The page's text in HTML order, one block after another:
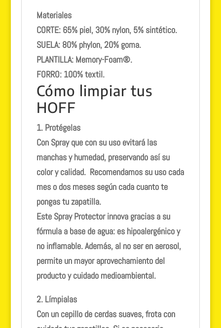
Materiales
CORTE: 65% piel, 30% nylon, 5% sintético.
SUELA: 80% phylon, 20% goma.
PLANTILLA: Memory-Foam®.
FORRO: 100% textil.
Cómo limpiar tus
HOFF
1. Protégelas
Con Sprayque con su uso evitará las
manchas y humedad, preservando así su
color y calidad. Recomendamos su uso cada
mes o dos meses según cada cuanto te
pongas tu zapatilla.
Este Spray Protector innova gracias a su
fórmula a base de agua: es hipoalergénico y
no inflamable. Además, al no ser en aerosol,
permite un mayor aprovechamiento del
producto y cuidado medioambiental.
2. Límpialas
Con un cepillo de cerdas suaves, frota con